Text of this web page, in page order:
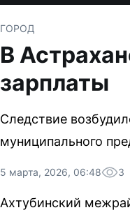
ГОРОД
В
зарплаты
Следствие
муниципального
5 марта, 2026, 06:48 3
Ахтубинский